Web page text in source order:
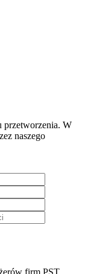
przetworzenia. W
naszego
firm PST